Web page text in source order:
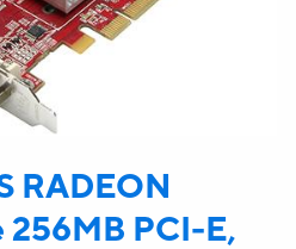
RADEON
256MB PCI-E,